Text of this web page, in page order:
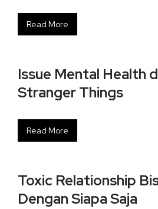
Read More
Issue Mental Health
Stranger Things
Read More
Toxic Relationship
Dengan Siapa Saja